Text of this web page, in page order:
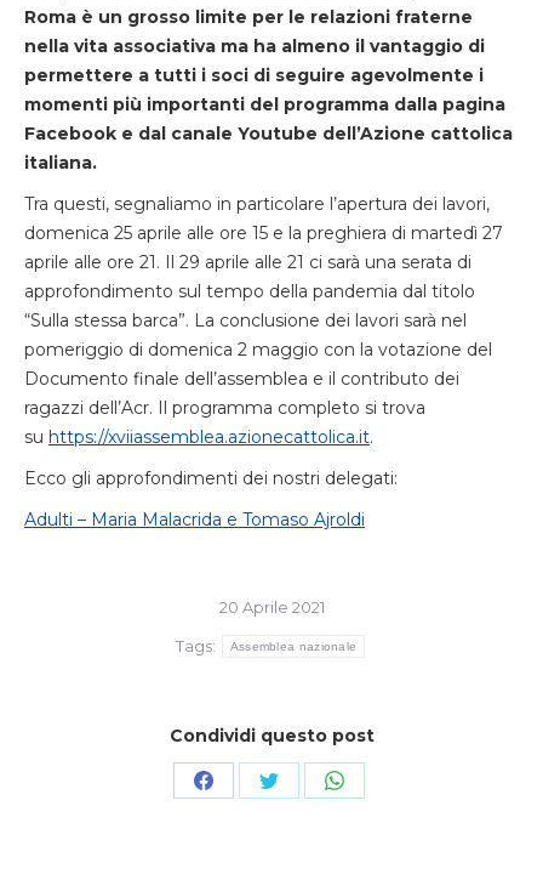
Roma è un grosso limite per le relazioni fraterne
nella vita associativa ma ha almeno il vantaggio di
permettere a tutti i soci di seguire agevolmente i
momenti più importanti del programma dalla pagina
Facebook e dal canale Youtube dell’Azione cattolica
italiana.
Tra questi, segnaliamo in particolare l’apertura dei lavori,
domenica 25 aprile alle ore 15 e la preghiera di martedì 27
aprile alle ore 21. Il 29 aprile alle 21 ci sarà una serata di
approfondimento sul tempo della pandemia dal titolo
“Sulla stessa barca”. La conclusione dei lavori sarà nel
pomeriggio di domenica 2 maggio con la votazione del
Documento finale dell’assemblea e il contributo dei
ragazzi dell’Acr. Il programma completo si trova
su https://xviiassemblea.azionecattolica.it.
Ecco gli approfondimenti dei nostri delegati:
Adulti – Maria Malacrida e Tomaso Ajroldi
20 Aprile 2021
Tags:
Assemblea nazionale
Condividi questo post
CondividiCondividiCondividi